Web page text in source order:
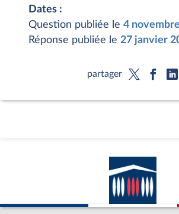
Dates :
Question publiée le 4
Réponse publiée le 27 janvier
partager